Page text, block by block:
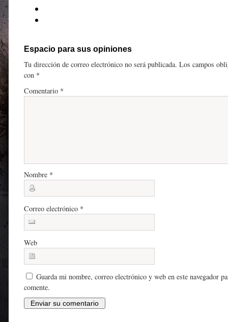
Espacio para sus opiniones
Tu dirección de correo electrónico no será publicada. Los campos
con *
Comentario *
Nombre *
Correo electrónico *
Web
Guarda mi nombre, correo electrónico y web en este navegador
comente.